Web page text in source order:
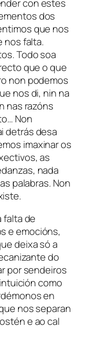
con estes
dos
que nos
nos falta.
Todo soa
que o que
non podemos
nos di, nin na
nas razóns
Non
detrás desa
imaxinar os
as
nada
palabras. Non
falta de
e emocións,
deixa só a
do
por sendeiros
como
en
nos separan
e ao cal